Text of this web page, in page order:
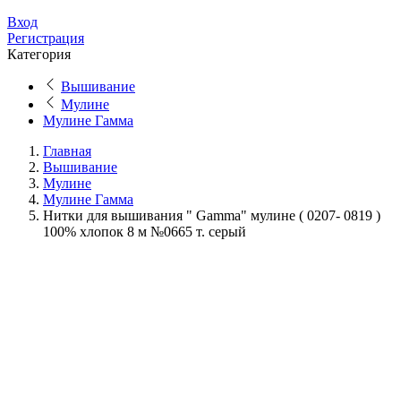
Вход
Регистрация
Категория
Вышивание
Мулине
Мулине Гамма
Главная
Вышивание
Мулине
Мулине Гамма
Нитки для вышивания " Gamma" мулине ( 0207- 0819 )
100% хлопок 8 м №0665 т. серый